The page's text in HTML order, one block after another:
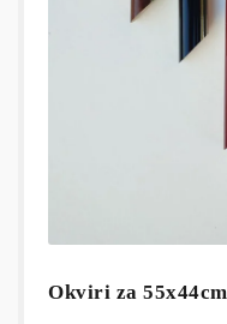
Okviri za 55x44cm